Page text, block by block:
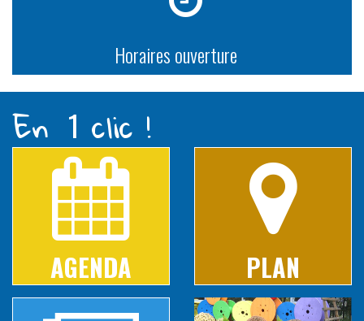
Horaires ouverture
En 1 clic !
AGENDA PLAN